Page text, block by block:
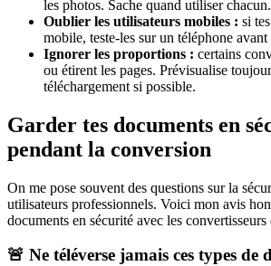
les photos. Sache quand utiliser chacun.
Oublier les utilisateurs mobiles : si
mobile, teste-les sur un téléphone avant
Ignorer les proportions : certains
ou étirent les pages. Prévisualise
téléchargement si possible.
Garder tes documents en
pendant la conversion
On me pose souvent des questions sur la
utilisateurs professionnels. Voici mon avis
documents en sécurité avec les convertisseurs
🚨 Ne téléverse jamais ces types de